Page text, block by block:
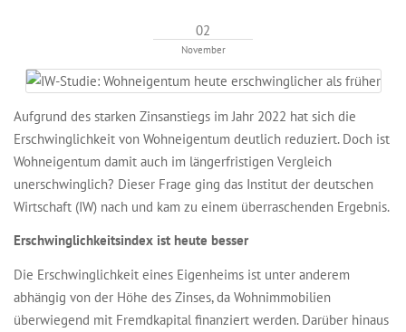
02
November
Aufgrund des starken Zinsanstiegs im Jahr 2022 hat sich die
Erschwinglichkeit von Wohneigentum deutlich reduziert. Doch ist
Wohneigentum damit auch im längerfristigen Vergleich
unerschwinglich? Dieser Frage ging das Institut der deutschen
Wirtschaft (IW) nach und kam zu einem überraschenden Ergebnis.
Erschwinglichkeitsindex ist heute besser
Die Erschwinglichkeit eines Eigenheims ist unter anderem
abhängig von der Höhe des Zinses, da Wohnimmobilien
überwiegend mit Fremdkapital finanziert werden. Darüber hinaus